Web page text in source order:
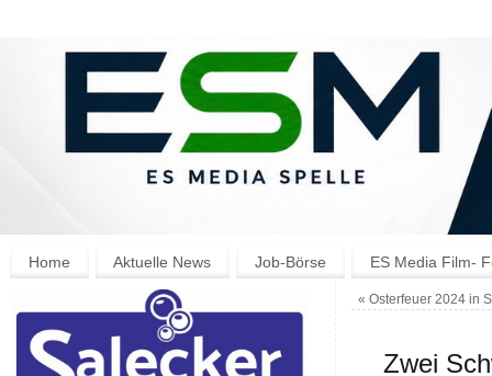
Home Aktuelle News Job-Börse ES Media Film-
« Osterfeuer 2024 in
Zwei